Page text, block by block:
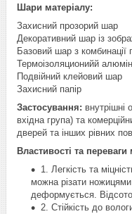
Шари матеріалу:
Захисний прозорий шар
Декоративний шар із
Базовий шар з комбинації
Термоізоляционийй
Подвійний клейовий шар
Захисний папір
Застосування: внутрішні
вхідна група) та
дверей та інших рівних
Властивості та переваги
1. Легкість та
можна різати
деформується.
2. Стійкість до